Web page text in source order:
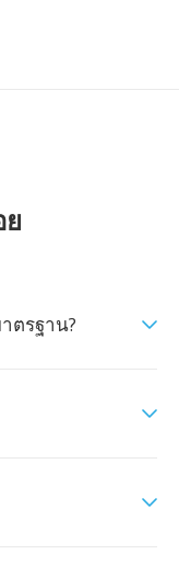
ตรฐาน?